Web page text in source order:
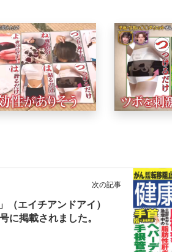
次の記事
（エイチアンドアイ）
に掲載されました。